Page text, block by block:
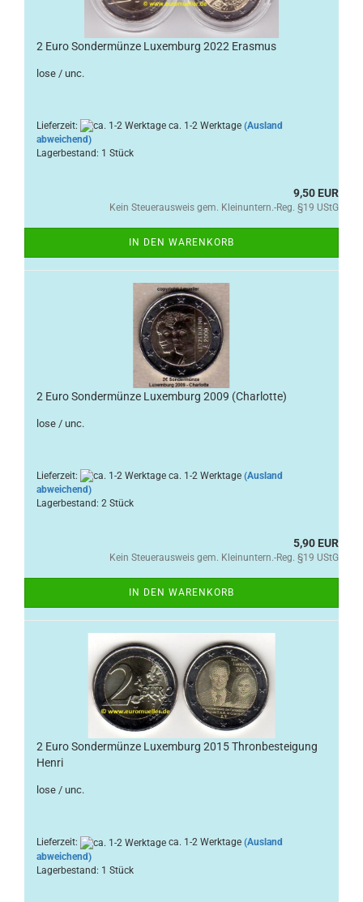
2 Euro Sondermünze Luxemburg 2022 Erasmus
lose / unc.
Lieferzeit: ca. 1-2 Werktage (Ausland
abweichend)
Lagerbestand: 1 Stück
9,50 EUR
Kein Steuerausweis gem. Kleinuntern.-Reg. §19 UStG
IN DEN WARENKORB
2 Euro Sondermünze Luxemburg 2009 (Charlotte)
lose / unc.
Lieferzeit: ca. 1-2 Werktage (Ausland
abweichend)
Lagerbestand: 2 Stück
5,90 EUR
Kein Steuerausweis gem. Kleinuntern.-Reg. §19 UStG
IN DEN WARENKORB
2 Euro Sondermünze Luxemburg 2015 Thronbesteigung
Henri
lose / unc.
Lieferzeit: ca. 1-2 Werktage (Ausland
abweichend)
Lagerbestand: 1 Stück